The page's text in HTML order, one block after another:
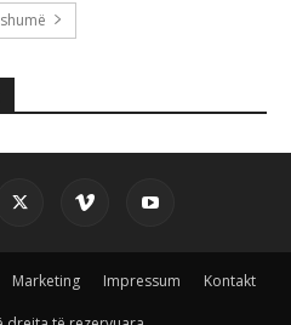
Marketing Impressum Kontakt